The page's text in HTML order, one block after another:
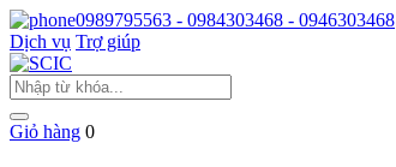
0989795563 - 0984303468 - 0946303468
Dịch vụ Trợ giúp
Giỏ hàng 0